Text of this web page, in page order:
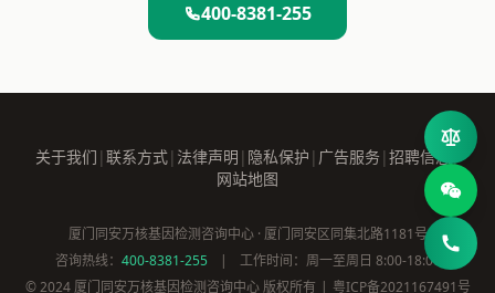
400-8381-255
关于我们 | 联系方式| 法律声明 | 隐私保护 | 广告服务| 招聘信息
|
网站地图
厦门同安万核基因检测咨询中心 · 厦门同安区同集北路1181号
咨询热线： 400-8381-255 |
工作时间：周一至周日 8:00-18:00
© 2024 厦门同安万核基因检测咨询中心 版权所有 | 粤ICP备2021167491号